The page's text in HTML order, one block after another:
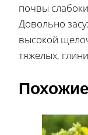
почвы
Довольно
высокой
тяжелых,